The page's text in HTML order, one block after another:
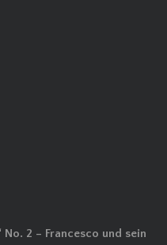
No. 2 – Francesco und sein